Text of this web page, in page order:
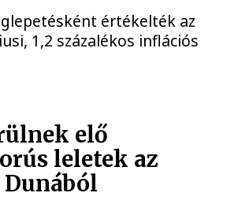
értékelték az
1,2 százalékos inflációs
elő
leletek az